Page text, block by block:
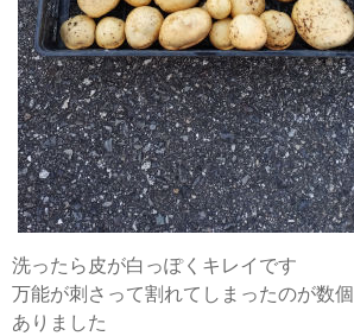
洗ったら皮が白っぽくキレイです
万能が刺さって割れてしまったのが数個
ありました